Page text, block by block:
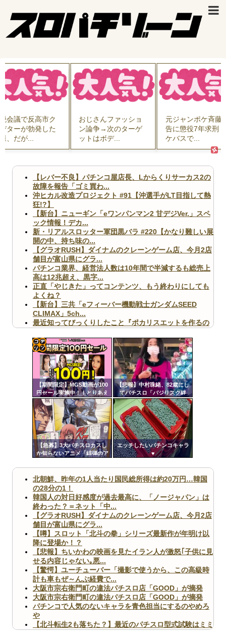
会議で反高市ク
ターが勃発した
、だが...
おじさんファッショ
ン論争→次のターゲ
ットはボデ...
元ジャンポケ斉藤
告に懲役7年求刑
ケバスで...
【レバー不良】パチンコ屋店長、Lからくりサーカス2の
故障を報告「ゴミ買わ...
沖ヒカル改造プロジェクト #91【沖選手がLT目指して熱
狂!?】
【新台】ニューギン「eワンパンマン2 甘デジVer.」スペ
ック情報！デカ...
新・リアルスロッター軍団黒バラ #220【かなり難しい展
開の中、持ち味の...
【グラオRUSH】ダイナムのクレーンゲーム店、今月2店
舗目が富山県にグラ...
パチンコ業界、経営法人数は10年間で半減するも総売上
高は12兆超え、黒字...
正直「やじきた」ってコンテンツ、もう終わりにしても
よくね？
【新台】三共「eフィーバー機動戦士ガンダムSEED
CLIMAX」5ch...
最近知ってびっくりしたこと『ポカリスエットを作るの
【ヤバ杉】日本の無車検車「実は俺たち20万台も走って
ますｗ」←これどうす...
【閲覧注意】俺が近くにいると機械が壊れるんだけどさ
【画像】ペプシコーラ社、「こういうのでいいんだよ」
な新商品を発売
Powered by livedoor 相互RSS
【期間限定】MGS動画が100
円セール実施中！！とりあえ
ず全部買うやろｗｗｗｗｗ
【悲報】中村珠緒、82歳にし
てパチスロ「バジリスク絆
2」を打つ
【急募】3大パチスロカスし
か知らないアニメ「緋弾のア
ールズ」
エッチしたいパチンコキャラ
♥
コテ
リン
- 固
定リ
ンク
自動
更新
ツー
北朝鮮、昨年の1人当たり国民総所得は約20万円…韓国
の28分の1！
韓国人の対日好感度が過去最高に、「ノージャパン」は
終わった？＝ネット「中...
【グラオRUSH】ダイナムのクレーンゲーム店、今月2店
舗目が富山県にグラ...
【噂】スロット「北斗の拳」シリーズ最新作が年明け以
降に登場か！？
【悲報】ちいかわの映画を見たイラン人が激怒｢子供に見
せる内容じゃない｡悪...
【驚愕】ユーチューバー「撮影で使うから、この高級時
計も車もぜ～んぶ経費で...
大阪市宗右衛門町の違法パチスロ店「GOOD」が摘発
大阪市宗右衛門町の違法パチスロ店「GOOD」が摘発
パチンコで人気のないキャラを青色担当にするのやめろ
や
【北斗転生2も落ちた？】最近のパチスロ型式試験はミミ